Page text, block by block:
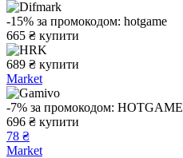
-15% за промокодом: hotgame
665 ₴ купити
689 ₴ купити
Market
-7% за промокодом: HOTGAME
696 ₴ купити
78 ₴
Market